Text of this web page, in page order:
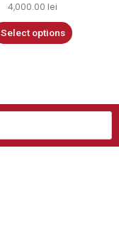
4,000.00 lei
Select options